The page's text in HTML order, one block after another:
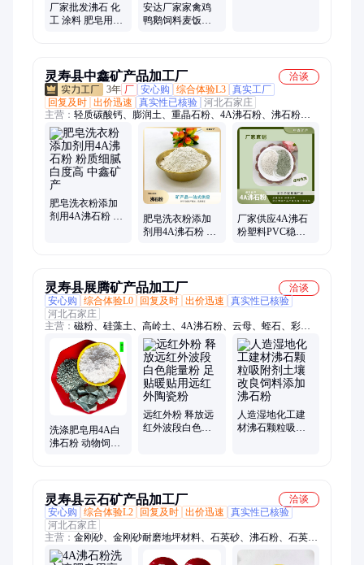
厂家批发沸石 化
工 涂料 肥皂用白
安达厂家家禽鸡
鸭鹅饲料麦饭石
灵寿县中鑫矿产品加工厂
洽谈
3年 厂 安心购 综合体验L3 真实工厂
回复及时 出价迅速 真实性已核验 河北石家庄
主营： 轻质碳酸钙、膨润土、重晶石粉、4A沸石粉、沸石粉、
配重铁粉 铁砂、氢氧化钙、红陶土 黄陶土、木粉、麦饭石粉、
煅烧高岭土、水洗高岭土、滑石粉、负离子粉、硅藻土、白云石
粉、玻璃鳞片、高铝耐火粉、蓝晶石粉
肥皂洗衣粉添加
剂用4A沸石粉 粉
肥皂洗衣粉添加
剂用4A沸石粉 粉
厂家供应4A沸石
粉塑料PVC稳定
灵寿县展腾矿产品加工厂
洽谈
安心购
综合体验L0 回复及时 出价迅速
真实性已核验
河北石家庄
主营： 磁粉、硅藻土、高岭土、4A沸石粉、云母、蛭石、彩
砂、石英砂、碳酸钙、膨润土、电气石、防火涂料、陶土、麦饭
石、火山石、鹅卵石、沸石、金刚砂、重晶石、滑石粉、萤石、
铁粉、海泡石纤维、远红外粉、水洗石、圆粒砂
洗涤肥皂用4A白
沸石粉 动物饲料
远红外粉 释放远
红外波段白色能
人造湿地化工建
材沸石颗粒吸附
灵寿县云石矿产品加工厂
洽谈
安心购
综合体验L2 回复及时 出价迅速
真实性已核验
河北石家庄
主营： 金刚砂、金刚砂耐磨地坪材料、石英砂、沸石粉、石英
粉、鹅卵石、水洗石、重钙粉、白云石、雪花白、珊瑚石、硫酸